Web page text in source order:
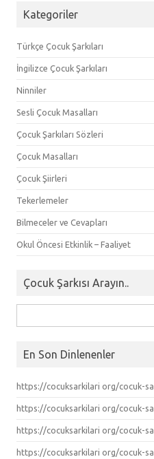
Kategoriler
Türkçe Çocuk Şarkıları
İngilizce Çocuk Şarkıları
Ninniler
Sesli Çocuk Masalları
Çocuk Şarkıları Sözleri
Çocuk Masalları
Çocuk Şiirleri
Tekerlemeler
Bilmeceler ve Cevapları
Okul Öncesi Etkinlik – Faaliyet
Çocuk Şarkısı Arayın..
En Son Dinlenenler
https://cocuksarkilari org/cocuk-
https://cocuksarkilari org/cocuk-
https://cocuksarkilari org/cocuk-
https://cocuksarkilari org/cocuk-